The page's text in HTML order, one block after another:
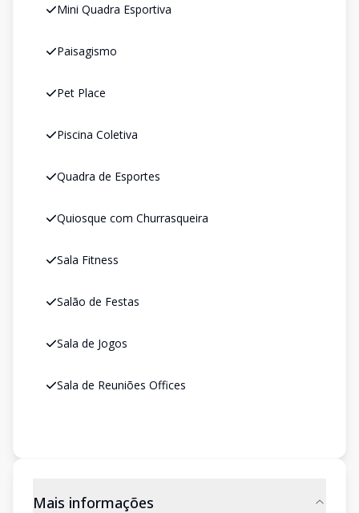
Mini Quadra Esportiva
Paisagismo
Pet Place
Piscina Coletiva
Quadra de Esportes
Quiosque com Churrasqueira
Sala Fitness
Salão de Festas
Sala de Jogos
Sala de Reuniões Offices
Mais informações